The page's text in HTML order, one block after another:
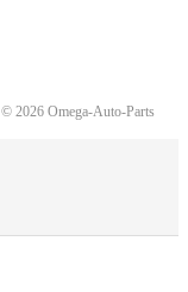
© 2026 Omega-Auto-Parts